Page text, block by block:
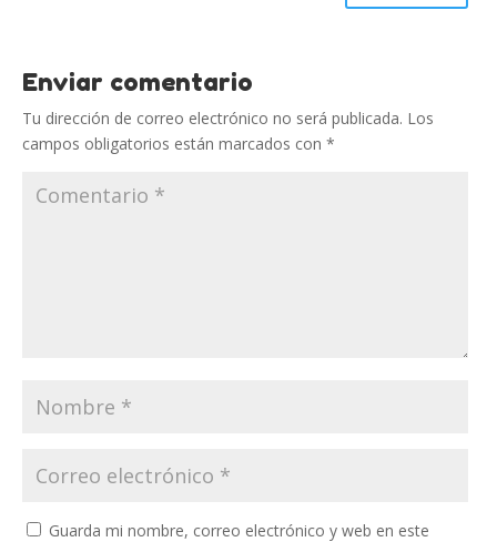
Enviar comentario
Tu dirección de correo electrónico no será publicada. Los
campos obligatorios están marcados con *
Guarda mi nombre, correo electrónico y web en este